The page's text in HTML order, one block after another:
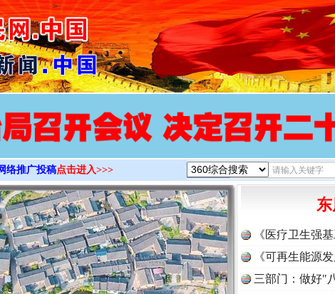
>
络推广投稿点击进入>>>
《医疗卫生强
《可再生能源
三部门：做好"